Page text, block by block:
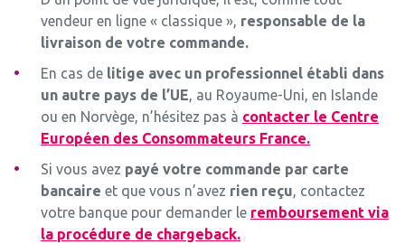
vendeur en ligne « classique », responsable de la
livraison de votre commande.
En cas de litige avec un professionnel établi dans
un autre pays de l’UE, au Royaume-Uni, en Islande
ou en Norvège, n’hésitez pas à contacter le Centre
Européen des Consommateurs France.
Si vous avez payé votre commande par carte
bancaire et que vous n’avez rien reçu, contactez
votre banque pour demander le remboursement via
la procédure de chargeback.